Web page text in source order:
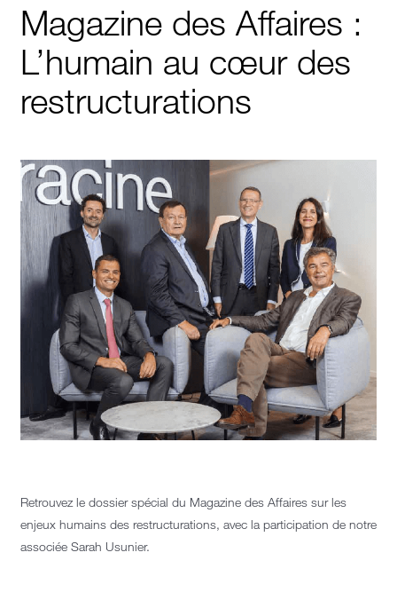
Magazine des Affaires :
L’humain au cœur des
restructurations
Retrouvez le dossier spécial du Magazine des Affaires sur les
enjeux humains des restructurations, avec la participation de notre
associée Sarah Usunier.